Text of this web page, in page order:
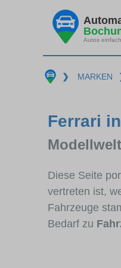
Autos
❯ MARKEN
Ferrari
Diese Seite
vertreten ist,
Fahrzeuge
Bedarf zu